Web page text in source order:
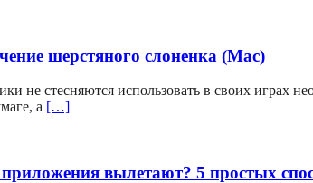
шерстяного слоненка (Mac)
не стесняются использовать в своих
а […]
приложения вылетают? 5 простых